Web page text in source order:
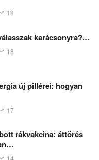
18
karácsonyra?…
18
új pillérei: hogyan
17
rákvakcina: áttörés